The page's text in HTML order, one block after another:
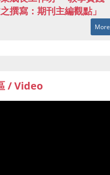
撰寫：期刊主編觀點」
More
/ Video